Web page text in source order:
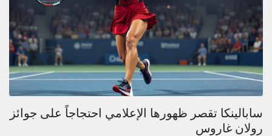
سابالينكا تقصر ظهورها الإعلامي احتجاجاً على جوائز
رولان غاروس